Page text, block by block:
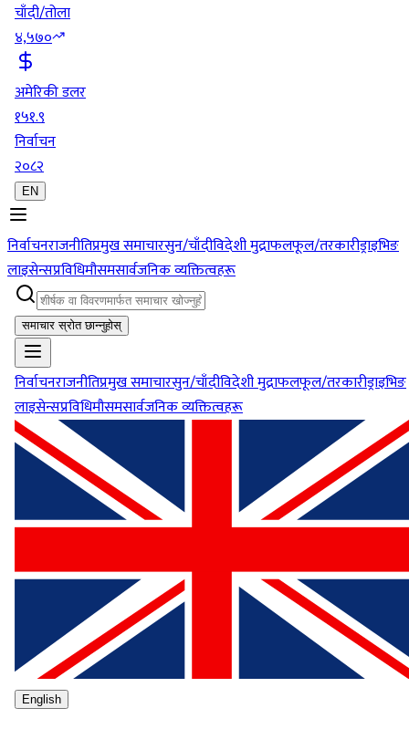
चाँदी/तोला
४,५७०
अमेरिकी डलर
१५१.९
निर्वाचन
२०८२
EN
निर्वाचनराजनीतिप्रमुख समाचारसुन/चाँदीविदेशी मुद्राफलफूल/तरकारीड्राइभिङ
लाइसेन्सप्रविधिमौसमसार्वजनिक व्यक्तित्वहरू
समाचार स्रोत छान्नुहोस्
निर्वाचनराजनीतिप्रमुख समाचारसुन/चाँदीविदेशी मुद्राफलफूल/तरकारीड्राइभिङ
लाइसेन्सप्रविधिमौसमसार्वजनिक व्यक्तित्वहरू
English